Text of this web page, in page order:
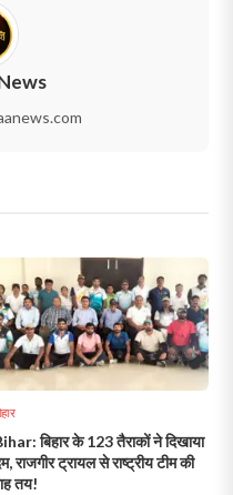
बिहार के 123 तैराकों ने दिखाया
राजगीर ट्रायल से राष्ट्रीय टीम की
तय!